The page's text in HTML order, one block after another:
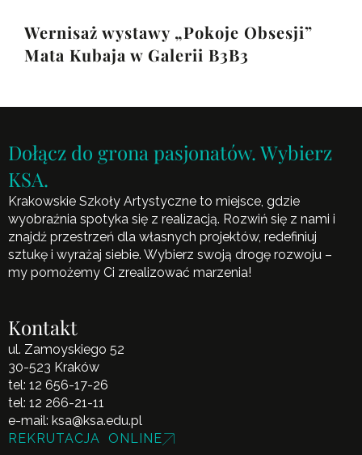
Wernisaż wystawy „Pokoje Obsesji”
Mata Kubaja w Galerii B3B3
Dołącz do grona pasjonatów. Wybierz
KSA.
Krakowskie Szkoły Artystyczne to miejsce, gdzie
wyobraźnia spotyka się z realizacją. Rozwiń się z nami i
znajdź przestrzeń dla własnych projektów, redefiniuj
sztukę i wyrażaj siebie. Wybierz swoją drogę rozwoju –
my pomożemy Ci zrealizować marzenia!
Kontakt
ul. Zamoyskiego 52
30-523 Kraków
tel: 12 656-17-26
tel: 12 266-21-11
e-mail: ksa@ksa.edu.pl
REKRUTACJA ONLINE